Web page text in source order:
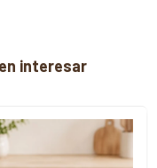
interesar